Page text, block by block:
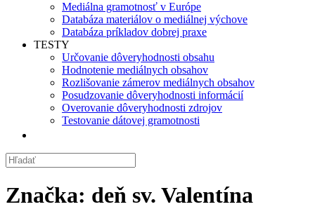
Mediálna gramotnosť v Európe
Databáza materiálov o mediálnej výchove
Databáza príkladov dobrej praxe
TESTY
Určovanie dôveryhodnosti obsahu
Hodnotenie mediálnych obsahov
Rozlišovanie zámerov mediálnych obsahov
Posudzovanie dôveryhodnosti informácií
Overovanie dôveryhodnosti zdrojov
Testovanie dátovej gramotnosti
Značka: deň sv. Valentína